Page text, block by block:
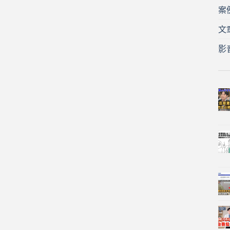
案
文
影